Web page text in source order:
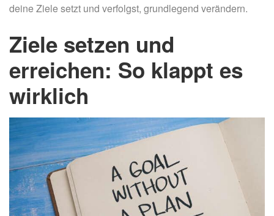
deine Ziele setzt und verfolgst, grundlegend verändern.
Ziele setzen und
erreichen: So klappt es
wirklich